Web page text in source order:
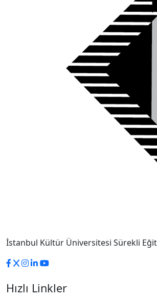
İstanbul Kültür Üniversitesi Sürekli
Hızlı Linkler